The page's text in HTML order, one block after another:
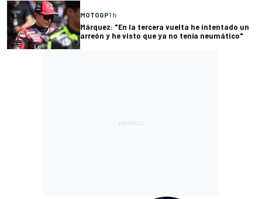
MOTOGP1 h
Márquez: "En la tercera vuelta he intentado un
arreón y he visto que ya no tenía neumático"